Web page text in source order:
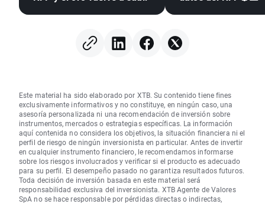
Este material ha sido elaborado por XTB. Su contenido tiene fines
exclusivamente informativos y no constituye, en ningún caso, una
asesoría personalizada ni una recomendación de inversión sobre
instrumentos, mercados o estrategias específicas. La información
aquí contenida no considera los objetivos, la situación financiera ni el
perfil de riesgo de ningún inversionista en particular. Antes de invertir
en cualquier instrumento financiero, le recomendamos informarse
sobre los riesgos involucrados y verificar si el producto es adecuado
para su perfil. El desempeño pasado no garantiza resultados futuros.
Toda decisión de inversión basada en este material será
responsabilidad exclusiva del inversionista. XTB Agente de Valores
SpA no se hace responsable por pérdidas directas o indirectas,